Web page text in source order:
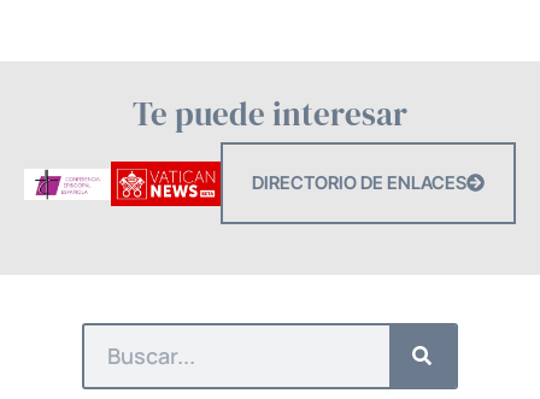
Te puede interesar
DIRECTORIO DE ENLACES